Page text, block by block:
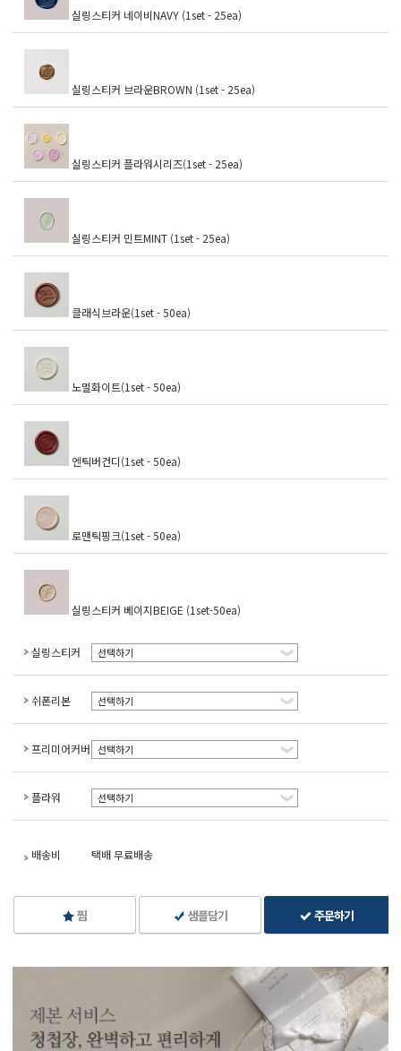
실링스티커 네이비NAVY (1set - 25ea)
실링스티커 브라운BROWN (1set - 25ea)
실링스티커 플라워시리즈(1set - 25ea)
실링스티커 민트MINT (1set - 25ea)
클래식브라운(1set - 50ea)
노멀화이트(1set - 50ea)
엔틱버건디(1set - 50ea)
로맨틱핑크(1set - 50ea)
실링스티커 베이지BEIGE (1set-50ea)
실링스티커 선택하기
쉬폰리본 선택하기
프리미어커버 선택하기
플라워 선택하기
배송비 택배 무료배송
찜 샘플담기 주문하기